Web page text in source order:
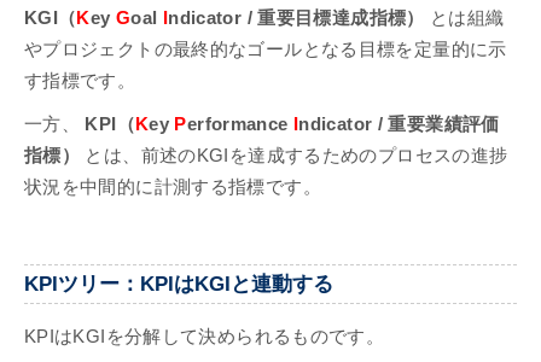
KGI（ Key Goal ndicator / 重要目標達成指標）
とは組織
やプロジェクトの最終的なゴールとなる目標を定量的に示
す指標です。
一方、 KPI（ Key Performance
ndicator / 重要業績評価
指標）
とは、前述のKGIを達成するためのプロセスの進捗
状況を中間的に計測する指標です。
KPIツリー：KPIはKGIと連動する
KPIはKGIを分解して決められるものです。